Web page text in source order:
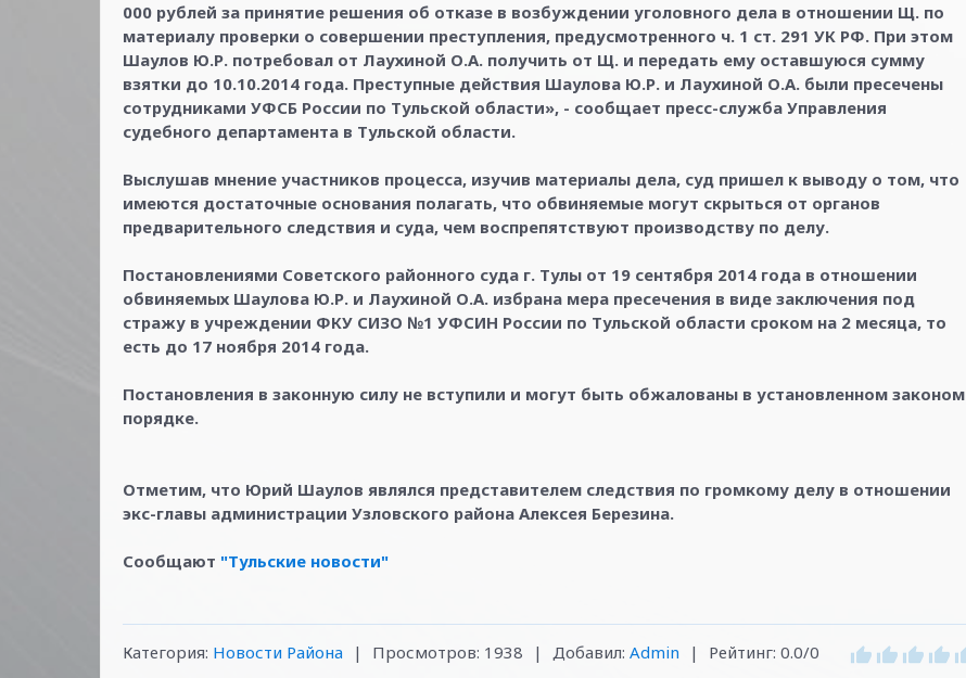
000 рублей за принятие решения об отказе в возбуждении уголовного дела в отношении Щ. по
материалу проверки о совершении преступления, предусмотренного ч. 1 ст. 291 УК РФ. При этом
Шаулов Ю.Р. потребовал от Лаухиной О.А. получить от Щ. и передать ему оставшуюся сумму
взятки до 10.10.2014 года. Преступные действия Шаулова Ю.Р. и Лаухиной О.А. были пресечены
сотрудниками УФСБ России по Тульской области», - сообщает пресс-служба Управления
судебного департамента в Тульской области.
Выслушав мнение участников процесса, изучив материалы дела, суд пришел к выводу о том, что
имеются достаточные основания полагать, что обвиняемые могут скрыться от органов
предварительного следствия и суда, чем воспрепятствуют производству по делу.
Постановлениями Советского районного суда г. Тулы от 19 сентября 2014 года в отношении
обвиняемых Шаулова Ю.Р. и Лаухиной О.А. избрана мера пресечения в виде заключения под
стражу в учреждении ФКУ СИЗО №1 УФСИН России по Тульской области сроком на 2 месяца, то
есть до 17 ноября 2014 года.
Постановления в законную силу не вступили и могут быть обжалованы в установленном законом
порядке.
Отметим, что Юрий Шаулов являлся представителем следствия по громкому делу в отношении
экс-главы администрации Узловского района Алексея Березина.
Сообщают "Тульские новости"
Категория: Новости Района | Просмотров: 1938 | Добавил: Admin | Рейтинг: 0.0/0